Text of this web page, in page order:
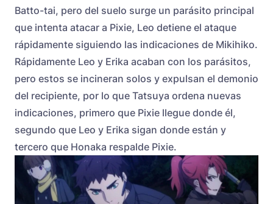
Batto-tai, pero del suelo surge un parásito principal
que intenta atacar a Pixie, Leo detiene el ataque
rápidamente siguiendo las indicaciones de Mikihiko.
Rápidamente Leo y Erika acaban con los parásitos,
pero estos se incineran solos y expulsan el demonio
del recipiente, por lo que Tatsuya ordena nuevas
indicaciones, primero que Pixie llegue donde él,
segundo que Leo y Erika sigan donde están y
tercero que Honaka respalde Pixie.